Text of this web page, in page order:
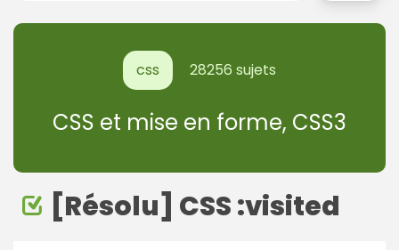
css 28256 sujets
CSS et mise en forme, CSS3
[Résolu] CSS :visited